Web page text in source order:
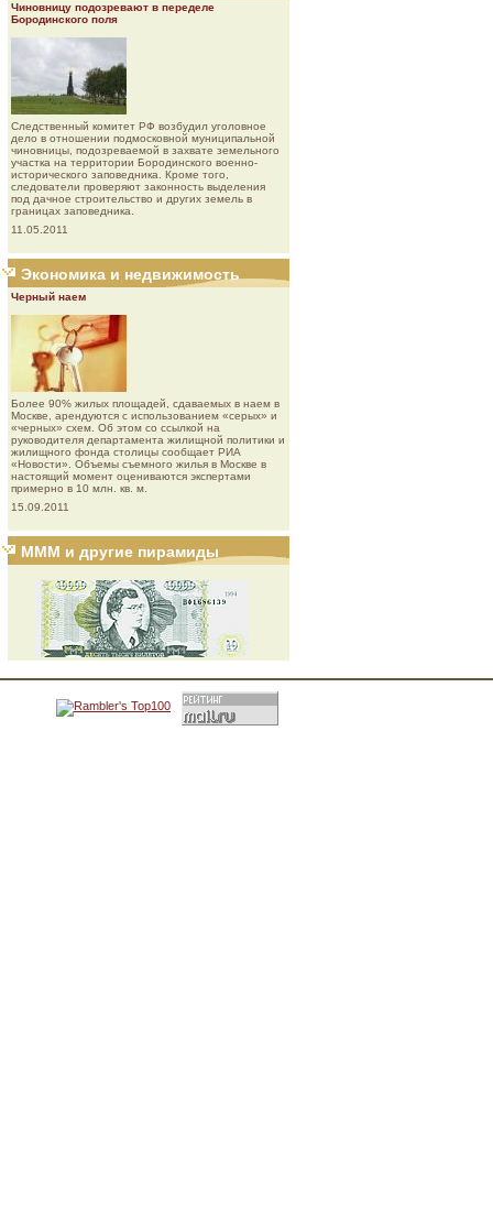
Чиновницу подозревают в переделе
Бородинского поля
Следственный комитет РФ возбудил уголовное
дело в отношении подмосковной муниципальной
чиновницы, подозреваемой в захвате земельного
участка на территории Бородинского военно-
исторического заповедника. Кроме того,
следователи проверяют законность выделения
под дачное строительство и других земель в
границах заповедника.
11.05.2011
Экономика и недвижимость
Черный наем
Более 90% жилых площадей, сдаваемых в наем в
Москве, арендуются с использованием «серых» и
«черных» схем. Об этом со ссылкой на
руководителя департамента жилищной политики и
жилищного фонда столицы сообщает РИА
«Новости». Объемы съемного жилья в Москве в
настоящий момент оцениваются экспертами
примерно в 10 млн. кв. м.
15.09.2011
МММ и другие пирамиды